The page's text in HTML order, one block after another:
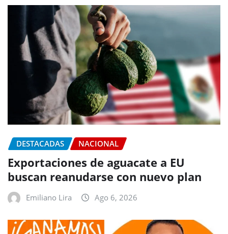
DESTACADAS NACIONAL
Exportaciones de aguacate a EU
buscan reanudarse con nuevo plan
Emiliano Lira Ago 6, 2026